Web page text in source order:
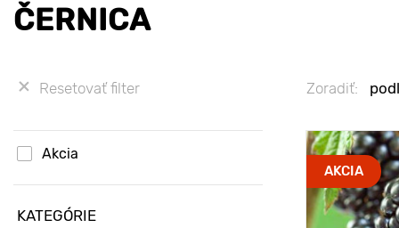
ČERNICA
Resetovať filter
Akcia
KATEGÓRIE
Zoradiť:
AKCIA
Hĺbka